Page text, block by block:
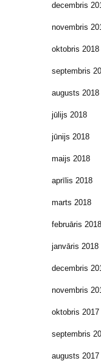
decembris
novembris
oktobris 2018
septembris
augusts 2018
jūlijs 2018
jūnijs 2018
maijs 2018
aprīlis 2018
marts 2018
februāris 2018
janvāris 2018
decembris
novembris
oktobris 2017
septembris
augusts 2017